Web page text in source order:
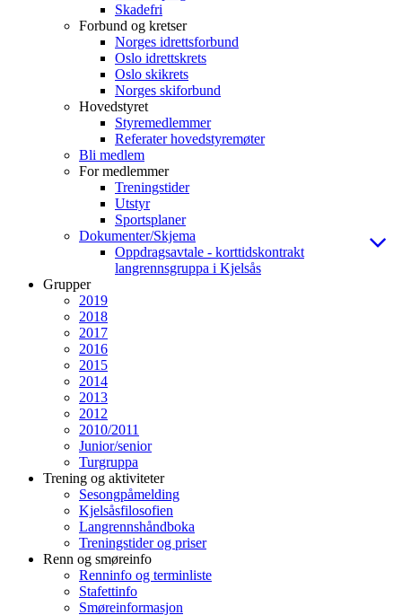
Skadefri
Forbund og kretser
Norges idrettsforbund
Oslo idrettskrets
Oslo skikrets
Norges skiforbund
Hovedstyret
Styremedlemmer
Referater hovedstyremøter
Bli medlem
For medlemmer
Treningstider
Utstyr
Sportsplaner
Dokumenter/Skjema
Oppdragsavtale - korttidskontrakt
langrennsgruppa i Kjelsås
Grupper
2019
2018
2017
2016
2015
2014
2013
2012
2010/2011
Junior/senior
Turgruppa
Trening og aktiviteter
Sesongpåmelding
Kjelsåsfilosofien
Langrennshåndboka
Treningstider og priser
Renn og smøreinfo
Renninfo og terminliste
Stafettinfo
Smøreinformasjon